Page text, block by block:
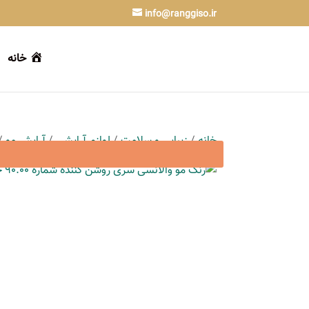
info@ranggiso.ir
خانه
خانه/زیبایی و سلامت/لوازم آرایشی/آرایش مو